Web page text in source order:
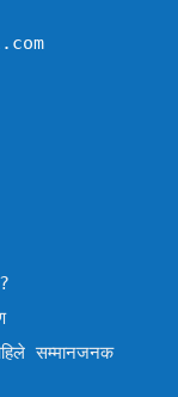
सम्मानजनक